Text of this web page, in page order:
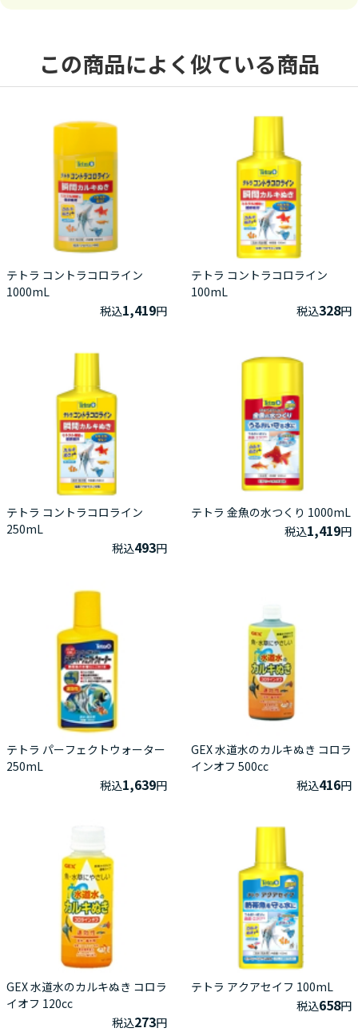
この商品によく似ている商品
テトラ コントラコロライン
1000mL
税込1,419円
テトラ コントラコロライン
100mL
税込328円
テトラ コントラコロライン
250mL
税込493円
テトラ 金魚の水つくり 1000mL
税込1,419円
テトラ パーフェクトウォーター
250mL
税込1,639円
GEX 水道水のカルキぬき コロラ
インオフ 500cc
税込416円
GEX 水道水のカルキぬき コロラ
イオフ 120cc
税込273円
テトラ アクアセイフ 100mL
税込658円